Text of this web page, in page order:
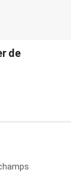
de